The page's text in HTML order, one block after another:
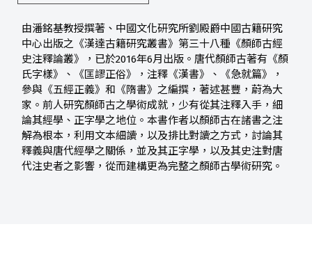
由潘銘基教授撰著、中國文化研究所劉殿爵中國古籍研究
中心出版之《漢達古籍研究叢書》第三十八種《顏師古經
史注釋論叢》，已於2016年6月出版。唐代顏師古著有《顏
氏字樣》、《匡謬正俗》，注釋《漢書》、《急就篇》，
參與《五經正義》和《隋書》之編撰，著述甚豐，蔚為大
家。前人研究顏師古之學術成就，少有從其注釋入手，細
論其經學、正字學之地位。本書作者以顏師古在諸書之注
解為根本，利用文本細讀，以及排比對讀之方式，討論其
釋義與唐代經學之關係，並及其正字學，以及其史注對唐
代注史者之影響，從而建構更為完整之顏師古學術研究。